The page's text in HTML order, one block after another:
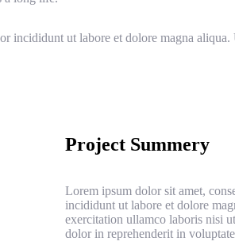
incididunt ut labore et dolore magna
Project Summery
Lorem ipsum dolor sit amet,
incididunt ut labore et dolore
exercitation ullamco laboris nisi
dolor in reprehenderit in